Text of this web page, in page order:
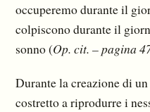
occuperemo durante il
colpiscono durante il
sonno (Op. cit. – pagina
Durante la creazione di
costretto a riprodurre i